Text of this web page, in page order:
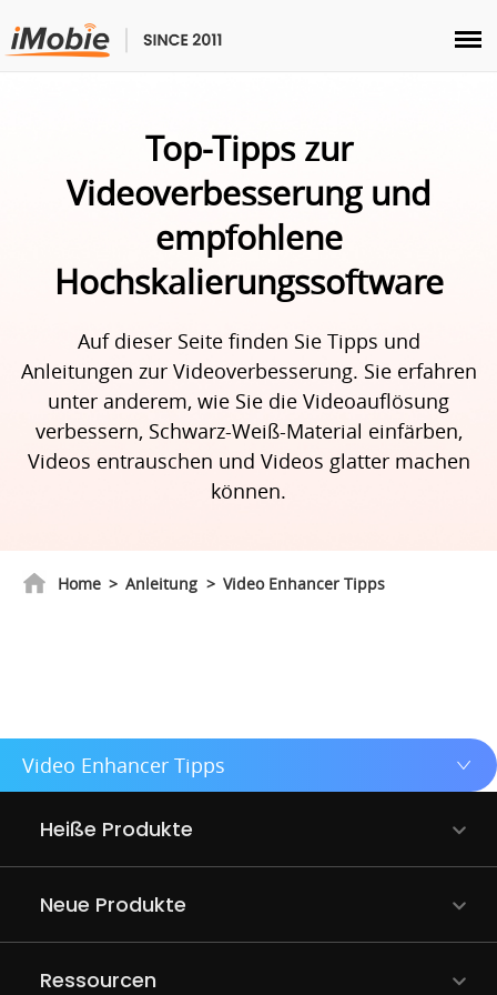
Dienstprogramme
Lösungen
Store
Top-Tipps zur
Videoverbesserung und
empfohlene
Hochskalierungssoftware
Auf dieser Seite finden Sie Tipps und
Anleitungen zur Videoverbesserung. Sie erfahren
unter anderem, wie Sie die Videoauflösung
verbessern, Schwarz-Weiß-Material einfärben,
Videos entrauschen und Videos glatter machen
können.
Home > Anleitung > Video Enhancer Tipps
Video Enhancer Tipps
Heiße Produkte
Neue Produkte
Ressourcen